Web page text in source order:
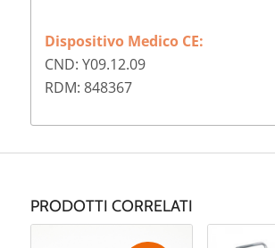
Dispositivo Medico CE:
CND: Y09.12.09
RDM: 848367
PRODOTTI CORRELATI